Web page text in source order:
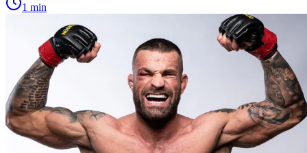
1 min